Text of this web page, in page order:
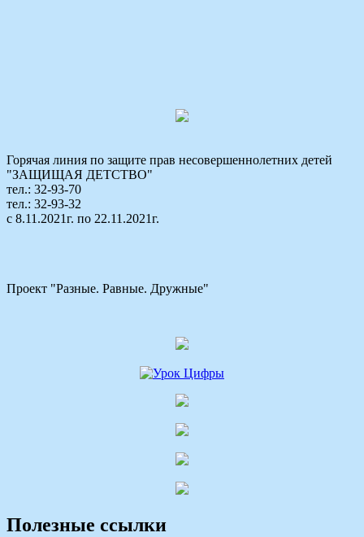
Горячая линия по защите прав несовершеннолетних детей
"ЗАЩИЩАЯ ДЕТСТВО"
тел.: 32-93-70
тел.: 32-93-32
с 8.11.2021г. по 22.11.2021г.
Проект "Разные. Равные. Дружные"
Полезные ссылки